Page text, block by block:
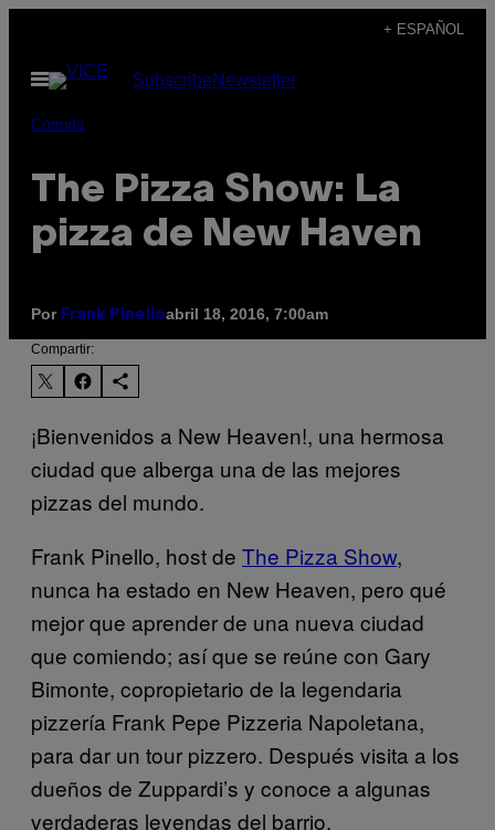
contenido
+ ESPAÑOL
Abrir
Menú
SubscribeNewsletter
Comida
The Pizza Show: La
pizza de New Haven
Por Frank Pinelloabril 18, 2016, 7:00am
Compartir:
¡Bienvenidos a New Heaven!, una hermosa
ciudad que alberga una de las mejores
pizzas del mundo.
Frank Pinello, host de The Pizza Show,
nunca ha estado en New Heaven, pero qué
mejor que aprender de una nueva ciudad
que comiendo; así que se reúne con Gary
Bimonte, copropietario de la legendaria
pizzería Frank Pepe Pizzeria Napoletana,
para dar un tour pizzero. Después visita a los
dueños de Zuppardi’s y conoce a algunas
verdaderas leyendas del barrio.